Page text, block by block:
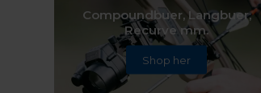
Compoundbuer, Langbuer,
Recurve mm.
Shop her